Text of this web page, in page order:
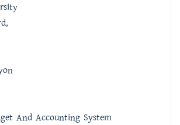
And Accounting System